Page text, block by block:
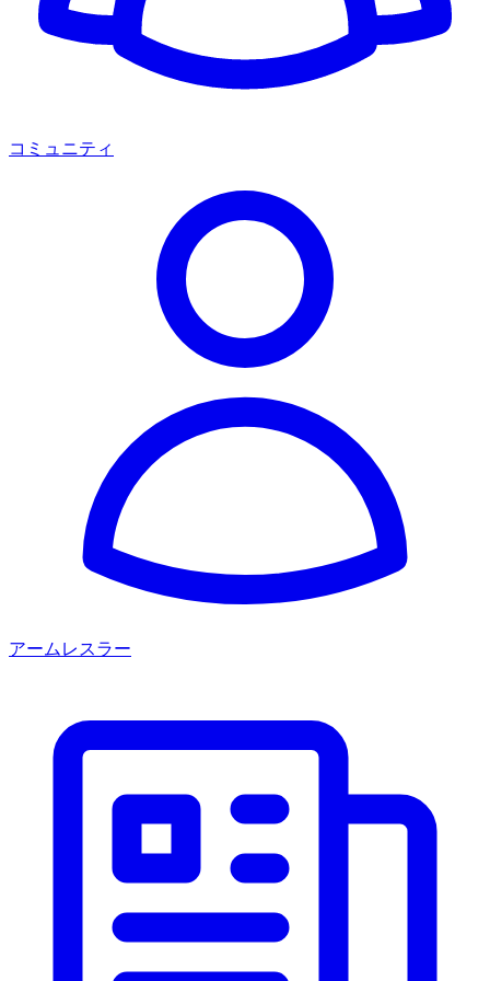
コミュニティ
アームレスラー